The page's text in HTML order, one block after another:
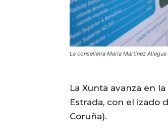
La conselleira María Martínez
La Xunta avanza en
Estrada, con el izado
Coruña).